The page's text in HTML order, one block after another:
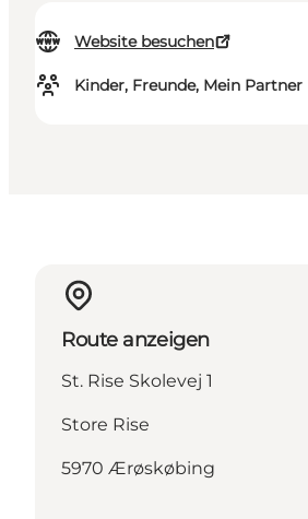
Website besuchen
Kinder, Freunde, Mein Partner
Route anzeigen
St. Rise Skolevej 1
Store Rise
5970 Ærøskøbing